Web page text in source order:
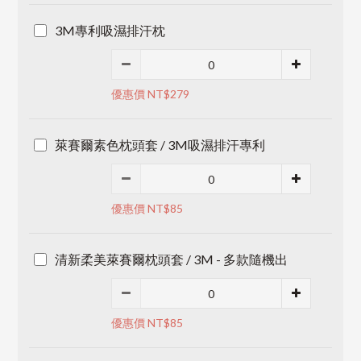
3M專利吸濕排汗枕
優惠價 NT$279
萊賽爾素色枕頭套 / 3M吸濕排汗專利
優惠價 NT$85
清新柔美萊賽爾枕頭套 / 3M - 多款隨機出
優惠價 NT$85